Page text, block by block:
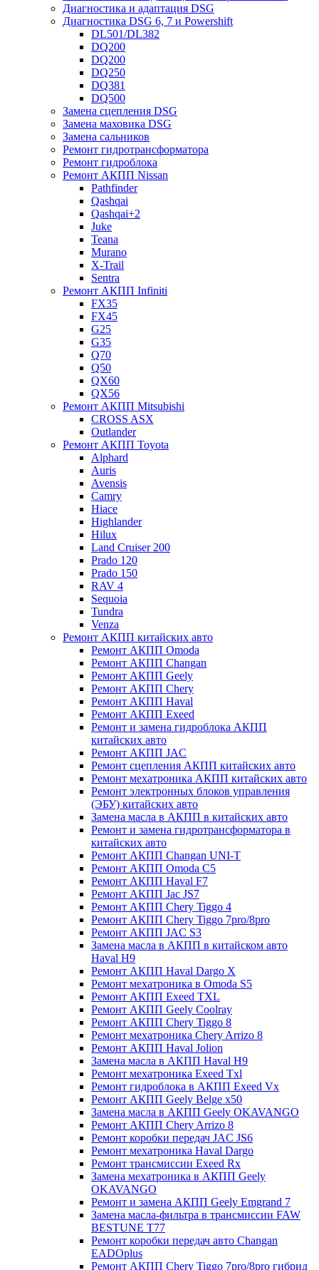
Диагностика и адаптация DSG
Диагностика DSG 6, 7 и Powershift
DL501/DL382
DQ200
DQ200
DQ250
DQ381
DQ500
Замена сцепления DSG
Замена маховика DSG
Замена сальников
Ремонт гидротрансформатора
Ремонт гидроблока
Ремонт АКПП Nissan
Pathfinder
Qashqai
Qashqai+2
Juke
Teana
Murano
X-Trail
Sentra
Ремонт АКПП Infiniti
FX35
FX45
G25
G35
Q70
Q50
QX60
QX56
Ремонт АКПП Mitsubishi
CROSS ASX
Outlander
Ремонт АКПП Toyota
Alphard
Auris
Avensis
Camry
Hiace
Highlander
Hilux
Land Cruiser 200
Prado 120
Prado 150
RAV 4
Sequoia
Tundra
Venza
Ремонт АКПП китайских авто
Ремонт АКПП Omoda
Ремонт АКПП Changan
Ремонт АКПП Geely
Ремонт АКПП Chery
Ремонт АКПП Haval
Ремонт АКПП Exeed
Ремонт и замена гидроблока АКПП
китайских авто
Ремонт АКПП JAC
Ремонт сцепления АКПП китайских авто
Ремонт мехатроника АКПП китайских авто
Ремонт электронных блоков управления
(ЭБУ) китайских авто
Замена масла в АКПП в китайских авто
Ремонт и замена гидротрансформатора в
китайских авто
Ремонт АКПП Changan UNI-T
Ремонт АКПП Omoda C5
Ремонт АКПП Haval F7
Ремонт АКПП Jac JS7
Ремонт АКПП Chery Tiggo 4
Ремонт АКПП Chery Tiggo 7pro/8pro
Ремонт АКПП JAC S3
Замена масла в АКПП в китайском авто
Haval H9
Ремонт АКПП Haval Dargo X
Ремонт мехатроника в Omoda S5
Ремонт АКПП Exeed TXL
Ремонт АКПП Geely Coolray
Ремонт АКПП Chery Tiggo 8
Ремонт мехатроника Chery Arrizo 8
Ремонт АКПП Haval Jolion
Замена масла в АКПП Haval H9
Ремонт мехатроника Exeed Txl
Ремонт гидроблока в АКПП Exeed Vx
Ремонт АКПП Geely Belge x50
Замена масла в АКПП Geely OKAVANGO
Ремонт АКПП Chery Arrizo 8
Ремонт коробки передач JAC JS6
Ремонт мехатроника Haval Dargo
Ремонт трансмиссии Exeed Rx
Замена мехатроника в АКПП Geely
OKAVANGO
Ремонт и замена АКПП Geely Emgrand 7
Замена масла-фильтра в трансмиссии FAW
BESTUNE T77
Ремонт коробки передач авто Changan
EADOplus
Ремонт АКПП Chery Tiggo 7pro/8pro гибрид